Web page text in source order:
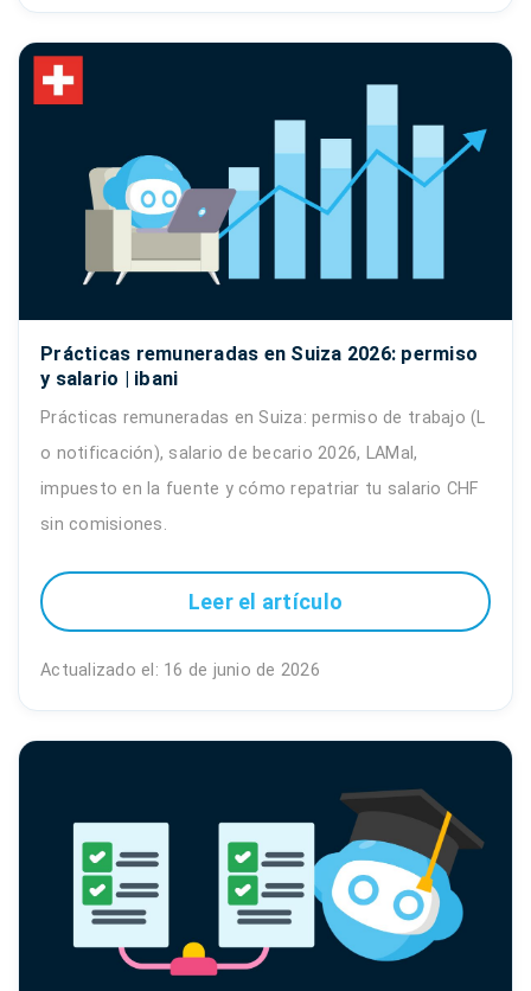
Prácticas remuneradas en Suiza 2026: permiso
y salario | ibani
Prácticas remuneradas en Suiza: permiso de trabajo (L
o notificación), salario de becario 2026, LAMal,
impuesto en la fuente y cómo repatriar tu salario CHF
sin comisiones.
Leer el artículo
Actualizado el: 16 de junio de 2026